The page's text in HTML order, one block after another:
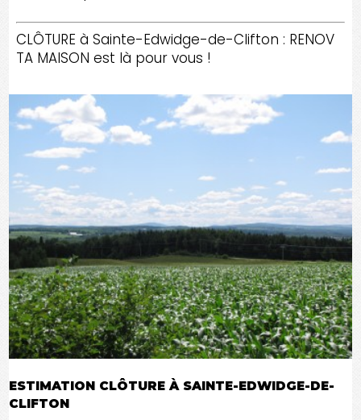
CLÔTURE à Sainte-Edwidge-de-Clifton : RENOV
TA MAISON est là pour vous !
ESTIMATION CLÔTURE À SAINTE-EDWIDGE-DE-
CLIFTON